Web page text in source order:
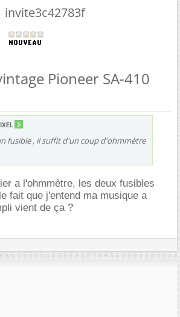
invite3c42783f
Pioneer SA-410
fusible , il suffit d'un coup d'ohmmètre
a l'ohmmètre, les deux fusibles
fait que j'entend ma musique a
vient de ça ?